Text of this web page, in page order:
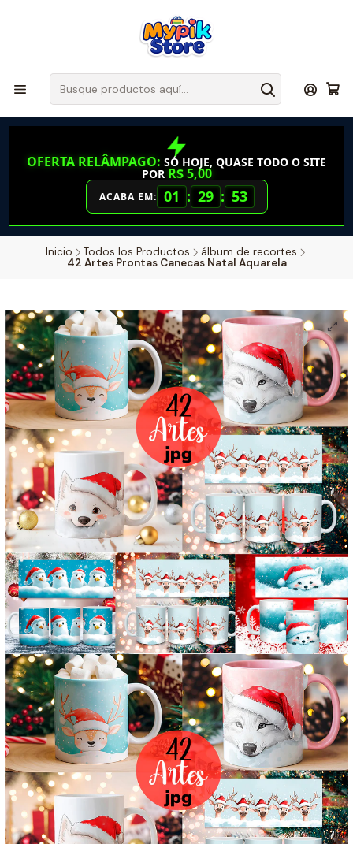
OFERTA RELÂMPAGO: SÓ HOJE, QUASE TODO O SITE
POR R$ 5,00
ACABA EM: 01 : 29 : 52
Inicio Todos los Productos
álbum de recortes
42 Artes Prontas Canecas Natal Aquarela